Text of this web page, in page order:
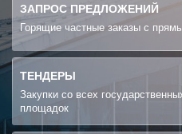
ЗАПРОС ПРЕДЛОЖЕНИЙ
Горящие частные заказы с
ТЕНДЕРЫ
Закупки со всех
площадок